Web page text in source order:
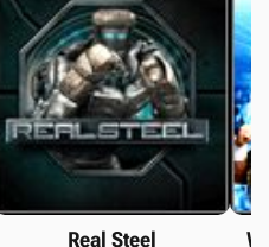
Real Steel